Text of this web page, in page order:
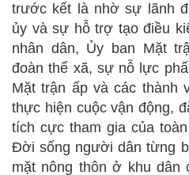
trước kết là nhờ sự lãnh
ủy và sự hỗ trợ tạo điều
nhân dân, Ủy ban Mặt
đoàn thể xã, sự nỗ lực
Mặt trận ấp và các thành
thực hiện cuộc vận động,
tích cực tham gia của
Đời sống người dân từng
mặt nông thôn ở khu dân